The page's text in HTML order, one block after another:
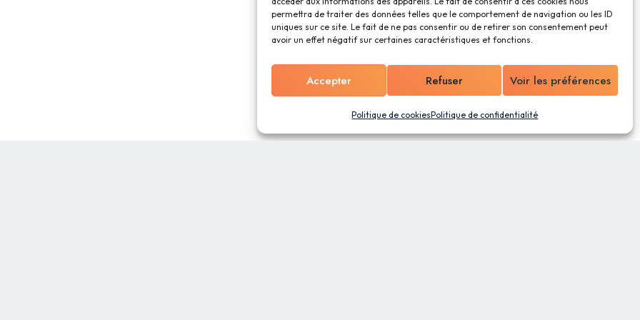
permettra de traiter des données telles que le comportement de navigation ou les ID
uniques sur ce site. Le fait de ne pas consentir ou de retirer son consentement peut
avoir un effet négatif sur certaines caractéristiques et fonctions.
Accepter Refuser Voir les préférences
Politique de cookiesPolitique de confidentialité